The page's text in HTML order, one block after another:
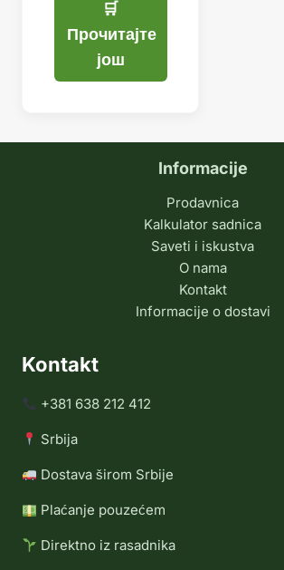
Прочитајте
још
Informacije
Prodavnica
Kalkulator sadnica
Saveti i iskustva
O nama
Kontakt
Informacije o dostavi
Kontakt
+381 638 212 412
Srbija
Dostava širom Srbije
Plaćanje pouzećem
Direktno iz rasadnika